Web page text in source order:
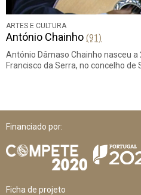
ARTES E CULTURA
António Chainho (91)
António Dâmaso Chainho nasceu
Francisco da Serra, no concelho de
Financiado por:
Ficha de projeto